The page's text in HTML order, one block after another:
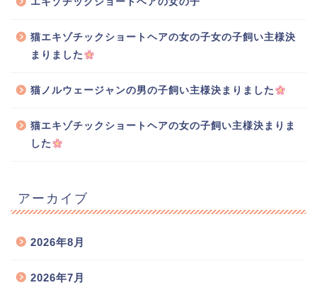
猫エキゾチックショートヘアの女の子女の子飼い主様決
まりました
猫ノルウェージャンの男の子飼い主様決まりました
猫エキゾチックショートヘアの女の子飼い主様決まりま
した
アーカイブ
2026年8月
2026年7月